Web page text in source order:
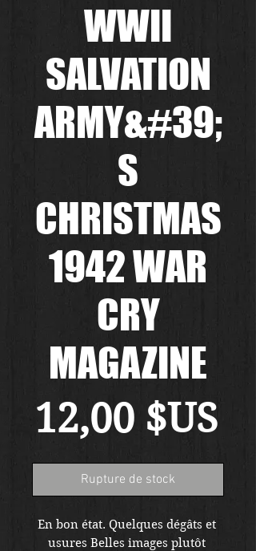
WWII
SALVATION
ARMY&#39;
S
CHRISTMAS
1942 WAR
CRY
MAGAZINE
12,00 $US
Rupture de stock
En bon état. Quelques dégâts et
usures Belles images plutôt